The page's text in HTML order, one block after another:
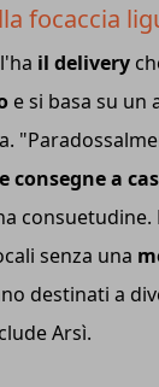
focaccia
il delivery
e si basa su un
consegne a
consuetudine.
senza una
destinati a
Arsì.